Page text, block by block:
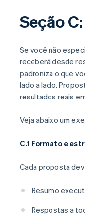
Seção
Se você não
receberá desde
padroniza o que
lado a lado.
resultados reais
Veja abaixo um
C.1 Formato e
Cada proposta
Resumo
Respostas a